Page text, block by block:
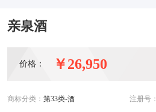
亲泉酒
价格： ￥26,950
商标分类： 第33类-酒 注册号：